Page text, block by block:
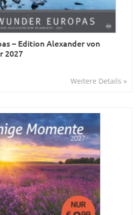
– Edition Alexander von
2027
Weitere Details »